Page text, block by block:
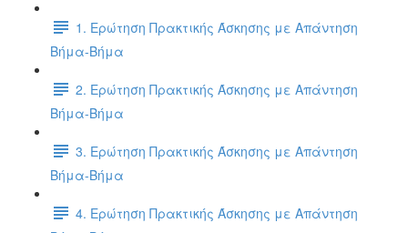
1. Ερώτηση Πρακτικής Άσκησης με Απάντηση
Βήμα-Βήμα
2. Ερώτηση Πρακτικής Άσκησης με Απάντηση
Βήμα-Βήμα
3. Ερώτηση Πρακτικής Άσκησης με Απάντηση
Βήμα-Βήμα
4. Ερώτηση Πρακτικής Άσκησης με Απάντηση